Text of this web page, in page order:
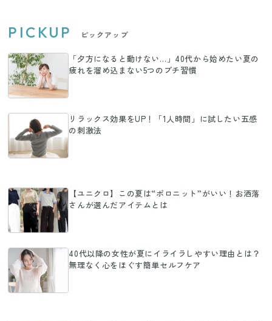
PICKUP ピックアップ
「夕方になると動けない…」40代から始めたい夏の
疲れを溜め込まない5つのプチ習慣
リラックス効果をUP！「1人時間」に試したい五感
の刺激法
【ユニクロ】この夏は“ポロニット”がいい！お洒落
さんが選んだアイテムとは
40代以降の女性が夏にイライラしやすい理由とは？
無理なく心をほぐす簡単セルフケア